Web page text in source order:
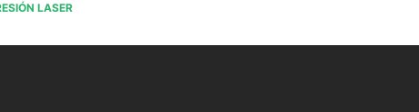
LASER